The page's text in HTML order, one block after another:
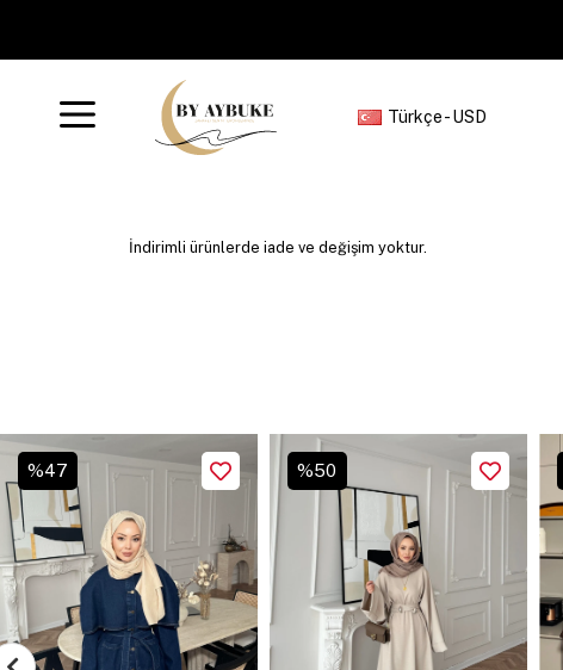
Türkçe - USD
İndirimli ürünlerde iade ve değişim yoktur.
%50 %55